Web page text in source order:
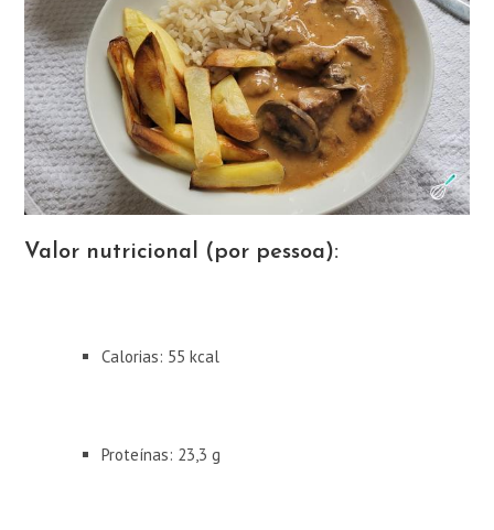
Valor nutricional (por pessoa):
Calorias: 55 kcal
Proteínas: 23,3 g